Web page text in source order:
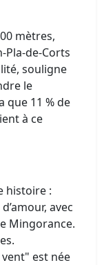
mètres,
Pla-de-Corts
souligne
le
que 11 % de
à ce
histoire :
avec
Mingorance.
vent" est née